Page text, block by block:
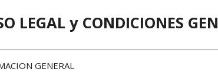
LEGAL y CONDICIONES
GENERAL